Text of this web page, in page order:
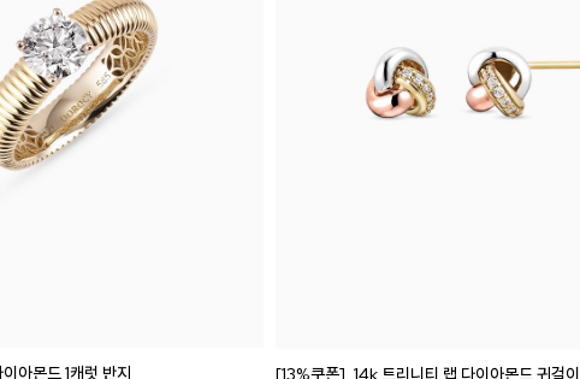
아몬드 1캐럿 반지 [13%쿠폰]_14k 트리니티 랩 다이아몬드 귀걸이